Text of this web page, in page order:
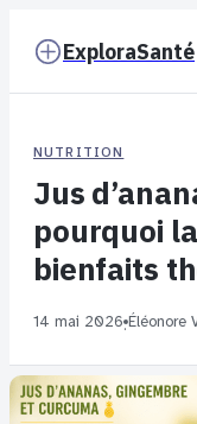
ExploraSanté
NUTRITION
Jus
pourquoi
bienfaits
14 mai 2026·Éléonore